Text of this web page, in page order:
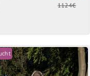
1124€